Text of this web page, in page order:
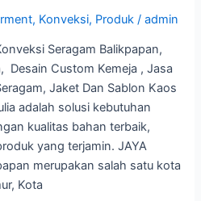
, Konveksi, Produk /admin
Seragam Balikpapan,
Desain Custom Kemeja , Jasa
Jaket Dan Sablon Kaos
adalah solusi kebutuhan
kualitas bahan terbaik,
yang terjamin. JAYA
merupakan salah satu kota
Kota